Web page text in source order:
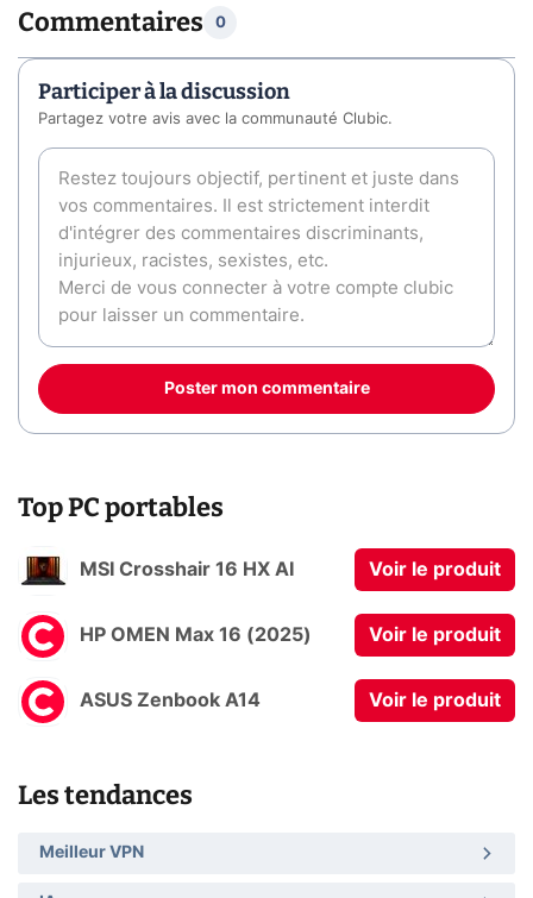
Commentaires 0
Participer à la discussion
Partagez votre avis avec la communauté Clubic.
Poster mon commentaire
Top PC portables
MSI Crosshair 16 HX AI Voir le produit
HP OMEN Max 16 (2025) Voir le produit
ASUS Zenbook A14 Voir le produit
Les tendances
Meilleur VPN